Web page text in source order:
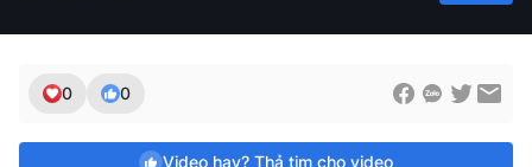
0 0
Video hay? Thả tim cho video